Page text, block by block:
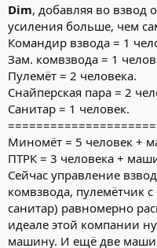
Dim, добавляя во взвод
усиления больше, чем
Командир взвода = 1
Зам. комвзвода = 1
Пулемёт = 2 человека.
Снайперская пара = 2
Санитар = 1 человек.
Миномёт = 5 человек +
ПТРК = 3 человека +
Сейчас управление
комвзвода, пулемётчик
санитар) равномерно
идеале этой компании
машину. И ещё две